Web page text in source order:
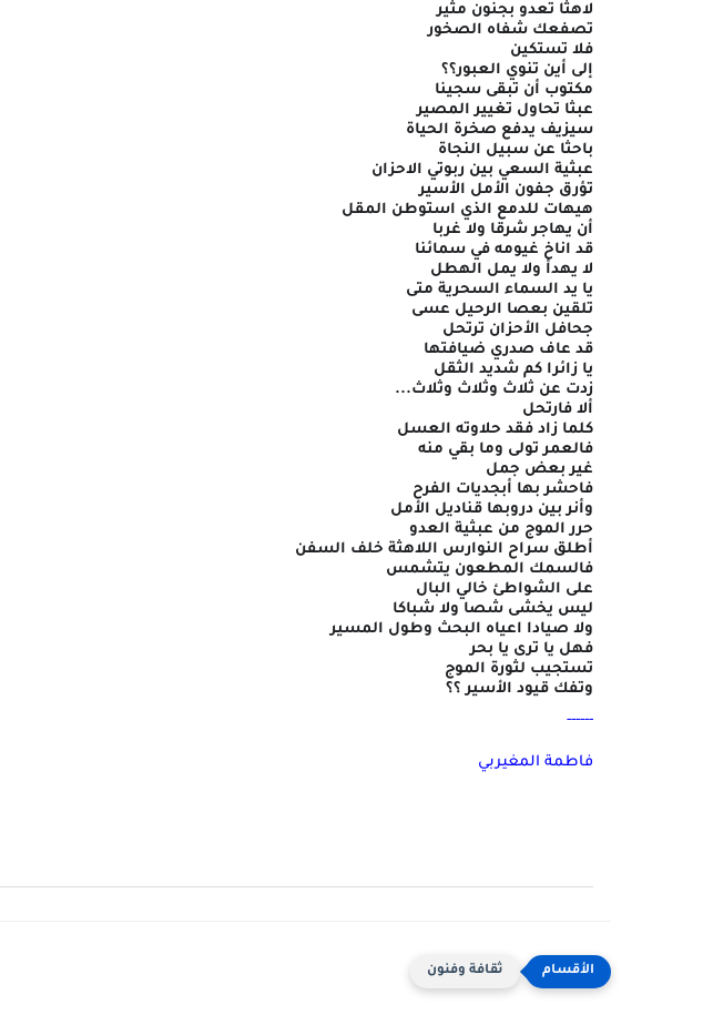
لاهثا تعدو بجنون مثير
تصفعك شفاه الصخور
فلا تستكين
إلى أين تنوي العبور؟؟
مكتوب أن تبقى سجينا
عبثا تحاول تغيير المصير
سيزيف يدفع صخرة الحياة
باحثا عن سبيل النجاة
عبثية السعي بين ربوتي الاحزان
تؤرق جفون الأمل الأسير
هيهات للدمع الذي استوطن المقل
أن يهاجر شرقا ولا غربا
قد اناخ غيومه في سمائنا
لا يهدأ ولا يمل الهطل
يا يد السماء السحرية متى
تلقين بعصا الرحيل عسى
جحافل الأحزان ترتحل
قد عاف صدري ضيافتها
يا زائرا كم شديد الثقل
زدت عن ثلاث وثلاث وثلاث...
ألا فارتحل
كلما زاد فقد حلاوته العسل
فالعمر تولى وما بقي منه
غير بعض جمل
فاحشر بها أبجديات الفرح
وأنر بين دروبها قناديل الأمل
حرر الموج من عبثية العدو
أطلق سراح النوارس اللاهثة خلف السفن
فالسمك المطعون يتشمس
على الشواطئ خالي البال
ليس يخشى شصا ولا شباكا
ولا صيادا اعياه البحث وطول المسير
فهل يا ترى يا بحر
تستجيب لثورة الموج
وتفك قيود الأسير ؟؟
------
فاطمة المغيربي
ثقافة وفنون